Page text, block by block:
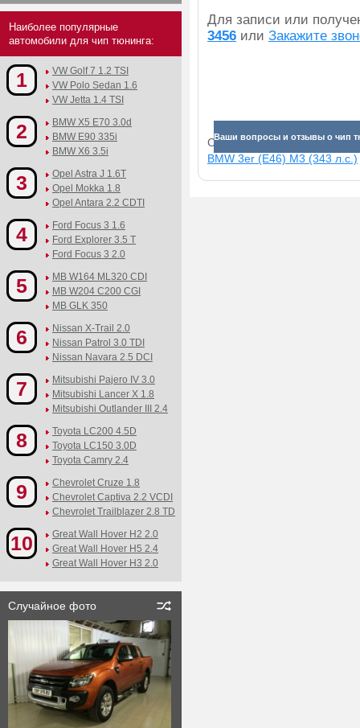
Для записи или
3456 или Закажите
Ваши вопросы и отзывы о чип
Смотрите прибавки для
BMW 3er (E46) M3 (343 л.с.)
Наиболее популярные
автомобили для чип тюнинга:
1
VW Golf 7 1.2 TSI
VW Polo Sedan 1.6
VW Jetta 1.4 TSI
2
BMW X5 E70 3.0d
BMW E90 335i
BMW X6 3.5i
3
Opel Astra J 1.6T
Opel Mokka 1.8
Opel Antara 2.2 CDTI
4
Ford Focus 3 1.6
Ford Explorer 3.5 T
Ford Focus 3 2.0
5
MB W164 ML320 CDI
MB W204 C200 CGI
MB GLK 350
6
Nissan X-Trail 2.0
Nissan Patrol 3.0 TDI
Nissan Navara 2.5 DCI
7
Mitsubishi Pajero IV 3.0
Mitsubishi Lancer X 1.8
Mitsubishi Outlander III 2.4
8
Toyota LC200 4.5D
Toyota LC150 3.0D
Toyota Camry 2.4
9
Chevrolet Cruze 1.8
Chevrolet Captiva 2.2 VCDI
Chevrolet Trailblazer 2.8 TD
10
Great Wall Hover H2 2.0
Great Wall Hover H5 2.4
Great Wall Hover H3 2.0
Случайное фото